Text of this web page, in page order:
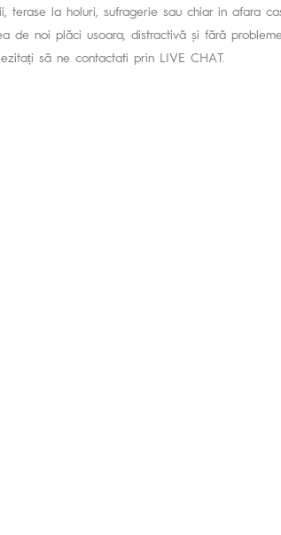
terase la holuri, sufragerie sau chiar in afara
de noi plăci usoara, distractivă și fără
să ne contactati prin LIVE CHAT.